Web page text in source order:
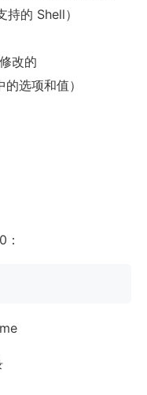
的 Shell）
改的
选项和值）